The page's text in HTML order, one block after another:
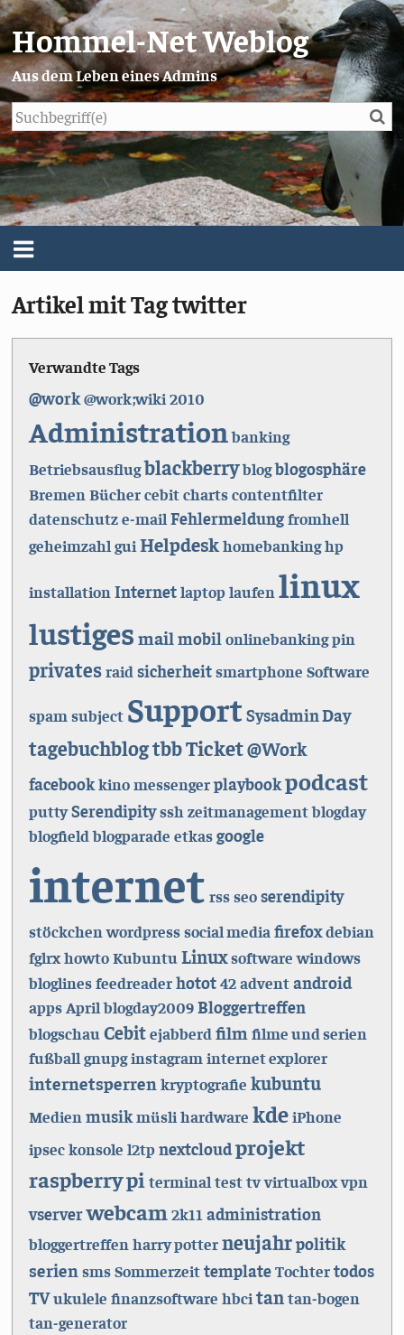
Hommel-Net Weblog
Aus dem Leben eines Admins
Menü
Über mich
Impressum/Datenschutz
Artikel mit Tag twitter
Verwandte Tags
@work@work;wiki 2010
Administrationbanking
Betriebsausflugblackberryblogblogosphäre
Bremen Büchercebitchartscontentfilter
datenschutze-mail Fehlermeldungfromhell
geheimzahl gui Helpdeskhomebankinghp
installation Internetlaptoplaufen linux
lustiges mail mobil onlinebankingpin
privatesraid sicherheitsmartphone Software
spam subject Support Sysadmin Day
tagebuchblogtbbTicket@Work
facebookkinomessengerplaybookpodcast
puttySerendipityssh zeitmanagementblogday
blogfield blogparade etkasgoogle
internet rssseoserendipity
stöckchen wordpresssocial media firefoxdebian
fglrxhowtoKubuntuLinuxsoftware windows
bloglinesfeedreaderhotot42adventandroid
appsApril blogday2009Bloggertreffen
blogschauCebitejabberd film filme und serien
fußball gnupginstagram internet explorer
internetsperren kryptografie kubuntu
Medien musikmüsli hardware kdeiPhone
ipseckonsole l2tpnextcloudprojekt
raspberry pi terminal testtvvirtualboxvpn
vserverwebcam2k11 administration
bloggertreffen harry potterneujahrpolitik
serien smsSommerzeittemplateTochtertodos
TVukulele finanzsoftware hbci tantan-bogen
tan-generator